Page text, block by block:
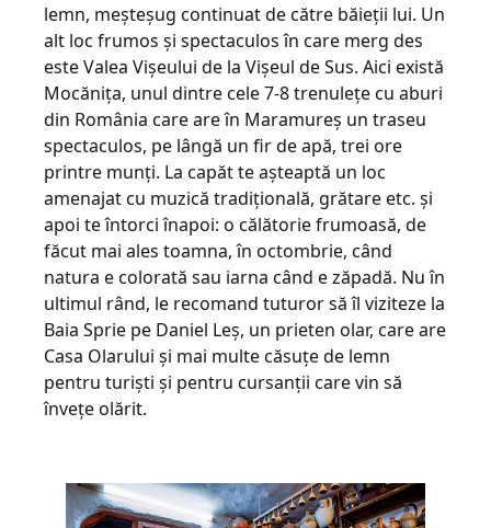
lemn, meșteșug continuat de către băieții lui. Un
alt loc frumos și spectaculos în care merg des
este Valea Vișeului de la Vișeul de Sus. Aici există
Mocănița, unul dintre cele 7-8 trenulețe cu aburi
din România care are în Maramureș un traseu
spectaculos, pe lângă un fir de apă, trei ore
printre munți. La capăt te așteaptă un loc
amenajat cu muzică tradițională, grătare etc. și
apoi te întorci înapoi: o călătorie frumoasă, de
făcut mai ales toamna, în octombrie, când
natura e colorată sau iarna când e zăpadă. Nu în
ultimul rând, le recomand tuturor să îl viziteze la
Baia Sprie pe Daniel Leș, un prieten olar, care are
Casa Olarului și mai multe căsuțe de lemn
pentru turiști și pentru cursanții care vin să
învețe olărit.